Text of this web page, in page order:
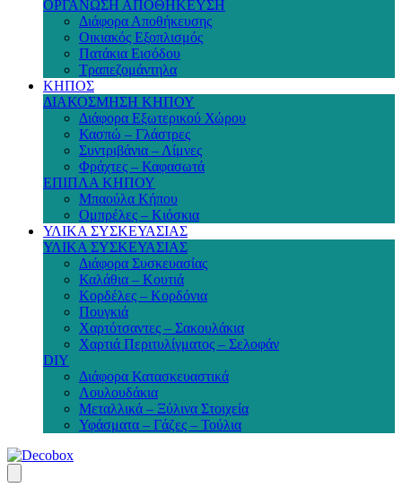
ΟΡΓΑΝΩΣΗ ΑΠΟΘΗΚΕΥΣΗ
Διάφορα Αποθήκευσης
Οικιακός Εξοπλισμός
Πατάκια Εισόδου
Τραπεζομάντηλα
ΚΗΠΟΣ
ΔΙΑΚΟΣΜΗΣΗ ΚΗΠΟΥ
Διάφορα Εξωτερικού Χώρου
Κασπώ – Γλάστρες
Συντριβάνια – Λίμνες
Φράχτες – Καφασωτά
ΕΠΙΠΛΑ ΚΗΠΟΥ
Μπαούλα Κήπου
Ομπρέλες – Κιόσκια
ΥΛΙΚΑ ΣΥΣΚΕΥΑΣΙΑΣ
ΥΛΙΚΑ ΣΥΣΚΕΥΑΣΙΑΣ
Διάφορα Συσκευασίας
Καλάθια – Κουτιά
Κορδέλες – Κορδόνια
Πουγκιά
Χαρτότσαντες – Σακουλάκια
Χαρτιά Περιτυλίγματος – Σελοφάν
DIY
Διάφορα Κατασκευαστικά
Λουλουδάκια
Μεταλλικά – Ξύλινα Στοιχεία
Υφάσματα – Γάζες – Τούλια